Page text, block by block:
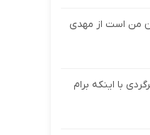
من است از مهدی
با اینکه برام